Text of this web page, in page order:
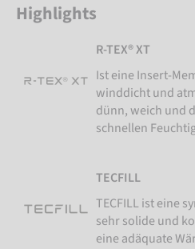
Highlights
R-TEX® XT
Ist eine Insert-
winddicht und
dünn, weich und
schnellen
TECFILL
TECFILL ist eine
sehr solide und
eine adäquate